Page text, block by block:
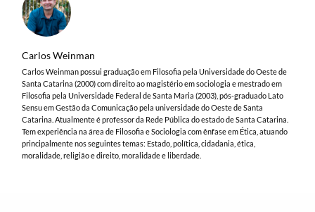
Carlos Weinman
Carlos Weinman possui graduação em Filosofia pela Universidade do Oeste de
Santa Catarina (2000) com direito ao magistério em sociologia e mestrado em
Filosofia pela Universidade Federal de Santa Maria (2003), pós-graduado Lato
Sensu em Gestão da Comunicação pela universidade do Oeste de Santa
Catarina. Atualmente é professor da Rede Pública do estado de Santa Catarina.
Tem experiência na área de Filosofia e Sociologia com ênfase em Ética, atuando
principalmente nos seguintes temas: Estado, política, cidadania, ética,
moralidade, religião e direito, moralidade e liberdade.